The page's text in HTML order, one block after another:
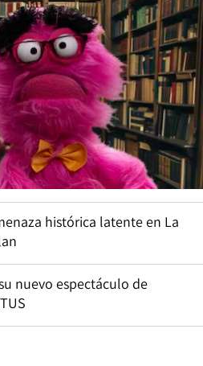
histórica latente en La
nuevo espectáculo de